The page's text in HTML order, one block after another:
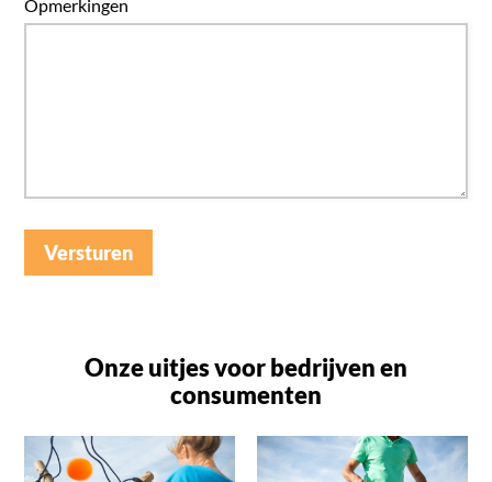
Opmerkingen
Versturen
Onze uitjes voor bedrijven en
consumenten